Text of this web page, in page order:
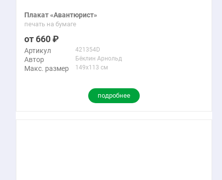
Плакат «Авантюрист»
печать на бумаге
660
Артикул 421354D
Автор Бёклин Арнольд
Макс. размер 149x113 см
подробнее